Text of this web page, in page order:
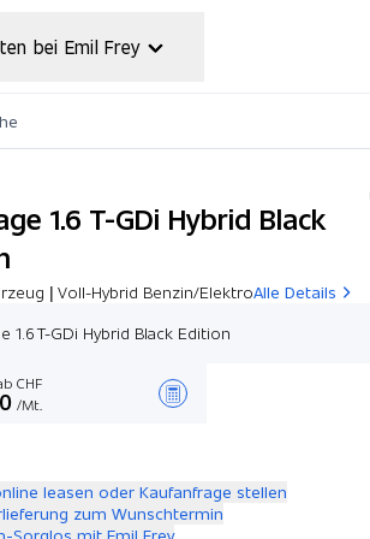
bei Emil Frey
1.6 T-GDi Hybrid Black
| Voll-Hybrid Benzin/ElektroAlle Details
1.6 T-GDi Hybrid Black Edition
CHF
/Mt.
leasen oder Kaufanfrage stellen
zum Wunschtermin